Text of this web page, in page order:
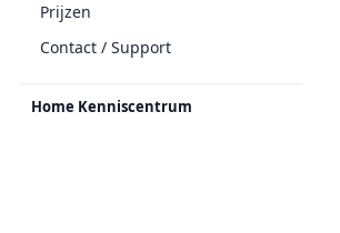
Prijzen
Contact / Support
Home Kenniscentrum